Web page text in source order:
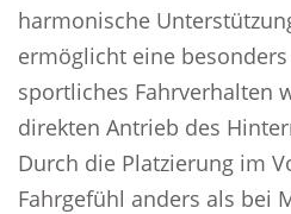
harmonische
ermöglicht eine
sportliches Fahrverhalten
direkten Antrieb des
Durch die Platzierung im
Fahrgefühl anders als bei